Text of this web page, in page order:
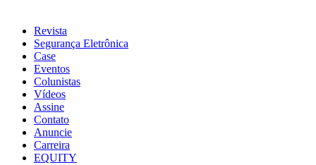
Revista
Segurança Eletrônica
Case
Eventos
Colunistas
Vídeos
Assine
Contato
Anuncie
Carreira
EQUITY